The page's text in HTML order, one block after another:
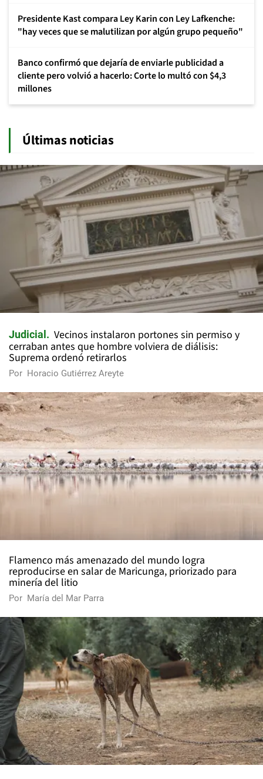
Presidente Kast compara Ley Karin con Ley Lafkenche:
"hay veces que se malutilizan por algún grupo pequeño"
Banco confirmó que dejaría de enviarle publicidad a
cliente pero volvió a hacerlo: Corte lo multó con $4,3
millones
Últimas noticias
Judicial
Vecinos instalaron portones sin permiso y
cerraban antes que hombre volviera de diálisis:
Suprema ordenó retirarlos
Por Horacio Gutiérrez Areyte
Flamenco más amenazado del mundo logra
reproducirse en salar de Maricunga, priorizado para
minería del litio
Por María del Mar Parra